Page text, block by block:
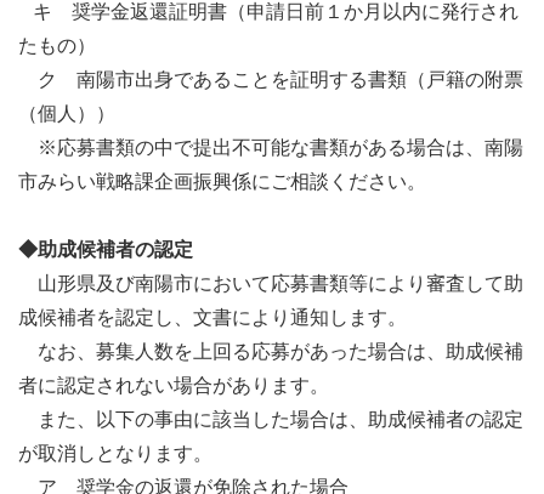
キ 奨学金返還証明書（申請日前１か月以内に発行され
たもの）
ク 南陽市出身であることを証明する書類（戸籍の附票
（個人））
※応募書類の中で提出不可能な書類がある場合は、南陽
市みらい戦略課企画振興係にご相談ください。
◆助成候補者の認定
山形県及び南陽市において応募書類等により審査して助
成候補者を認定し、文書により通知します。
なお、募集人数を上回る応募があった場合は、助成候補
者に認定されない場合があります。
また、以下の事由に該当した場合は、助成候補者の認定
が取消しとなります。
ア 奨学金の返還が免除された場合